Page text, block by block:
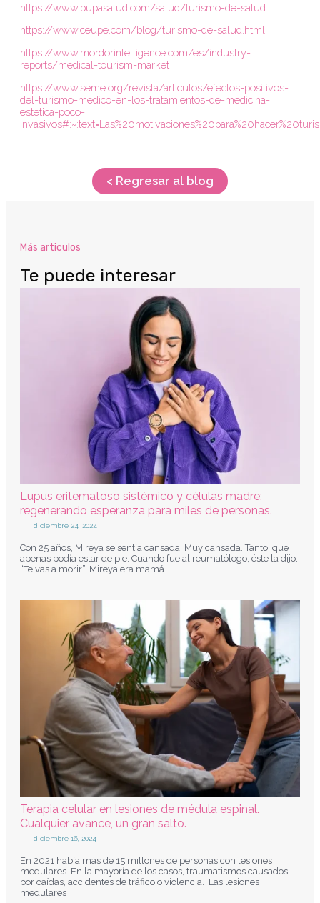
https://www.bupasalud.com/salud/turismo-de-salud
https://www.ceupe.com/blog/turismo-de-salud.html
https://www.mordorintelligence.com/es/industry-
reports/medical-tourism-market
https://www.seme.org/revista/articulos/efectos-positivos-
del-turismo-medico-en-los-tratamientos-de-medicina-
estetica-poco-
< Regresar al blog
Más articulos
Te puede interesar
Lupus eritematoso sistémico y células madre:
regenerando esperanza para miles de personas.
diciembre 24, 2024
Con 25 años, Mireya se sentía cansada. Muy cansada. Tanto, que
apenas podía estar de pie. Cuando fue al reumatólogo, éste la dijo:
“Te vas a morir”. Mireya era mamá
Terapia celular en lesiones de médula espinal.
Cualquier avance, un gran salto.
diciembre 16, 2024
En 2021 había más de 15 millones de personas con lesiones
medulares. En la mayoría de los casos, traumatismos causados
por caídas, accidentes de tráfico o violencia. Las lesiones
medulares